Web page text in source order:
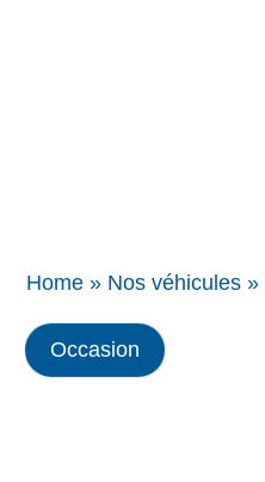
Home » Nos véhicules »
Occasion